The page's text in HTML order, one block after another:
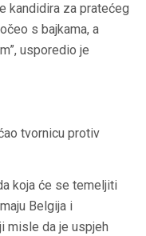
kandidira za pratećeg
s bajkama, a
usporedio je
tvornicu protiv
koja će se temeljiti
Belgija i
misle da je uspjeh